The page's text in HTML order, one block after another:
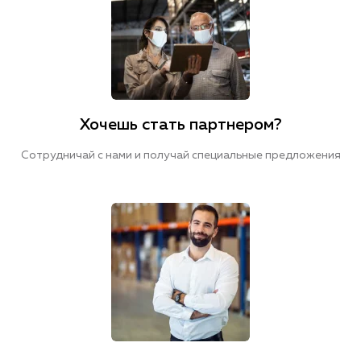
Хочешь стать партнером?
Сотрудничай с нами и получай специальные предложения